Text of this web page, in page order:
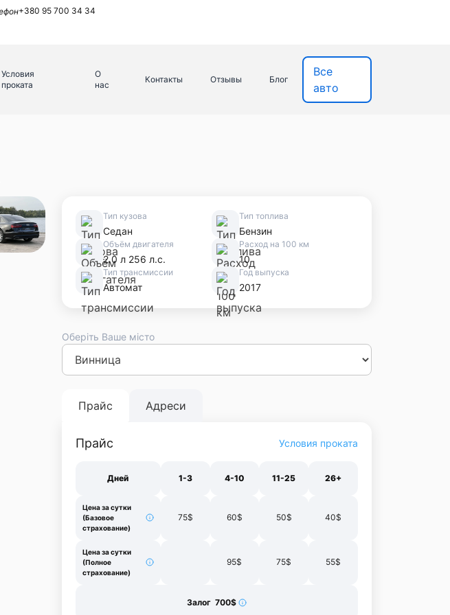
+380 95 700 34 34
Условия
проката
О
нас
Контакты Отзывы Блог
Все
авто
Тип кузова
Седан
Тип топлива
Бензин
Объём двигателя
2.0 л 256 л.с.
Расход на 100 км
10
Тип трансмиссии
Автомат
Год выпуска
2017
Оберіть Ваше місто
КиевЛьвовОдесса
Франковск
Прайс Адреси
Прайс Условия проката
Дней 1-3 4-10 11-25 26+
Цена за сутки
(Базовое
страхование)
75$ 60$ 50$ 40$
Цена за сутки
(Полное
страхование)
95$ 75$ 55$
Залог 700$